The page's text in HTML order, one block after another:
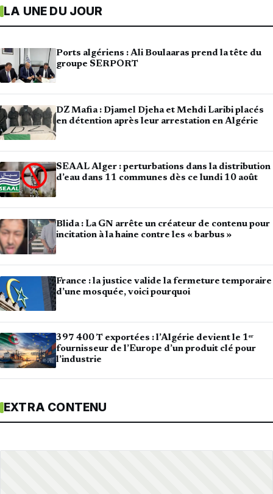
LA UNE DU JOUR
Ports algériens : Ali Boulaaras prend la tête du
groupe SERPORT
DZ Mafia : Djamel Djeha et Mehdi Laribi placés
en détention après leur arrestation en Algérie
SEAAL Alger : perturbations dans la distribution
d’eau dans 11 communes dès ce lundi 10 août
Blida : La GN arrête un créateur de contenu pour
incitation à la haine contre les « barbus »
France : la justice valide la fermeture temporaire
d’une mosquée, voici pourquoi
397 400 T exportées : l’Algérie devient le 1ᵉʳ
fournisseur de l’Europe d’un produit clé pour
l’industrie
EXTRA CONTENU